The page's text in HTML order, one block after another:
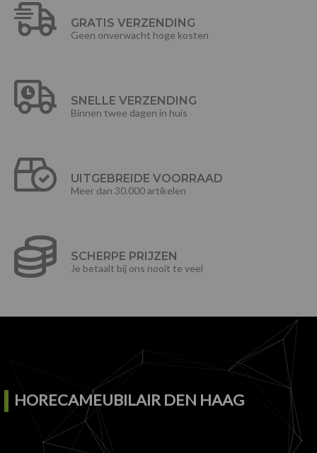
GRATIS VERZENDING
Geen onverwacht hoge kosten
SNELLE VERZENDING
Binnen twee dagen in huis
UITGEBREIDE VOORRAAD
Meer dan 30.000 artikelen
SCHERPE PRIJZEN
Je betaalt bij ons nooit te veel
HORECAMEUBILAIR DEN HAAG